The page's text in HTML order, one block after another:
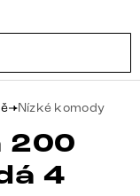
Nízké komody
200
4